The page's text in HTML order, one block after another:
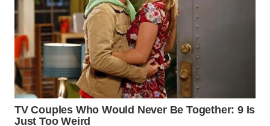
LANGKAT
WN
TAPANULI
SELATAN
WN
TANJUNG
LESUNG